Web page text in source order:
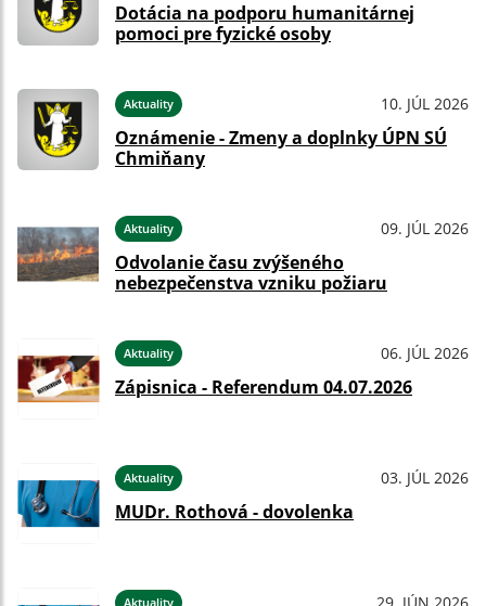
Dotácia na podporu humanitárnej
pomoci pre fyzické osoby
Aktuality 10. JÚL 2026
Oznámenie - Zmeny a doplnky ÚPN SÚ
Chmiňany
Aktuality 09. JÚL 2026
Odvolanie času zvýšeného
nebezpečenstva vzniku požiaru
Aktuality 06. JÚL 2026
Zápisnica - Referendum 04.07.2026
Aktuality 03. JÚL 2026
MUDr. Rothová - dovolenka
Aktuality